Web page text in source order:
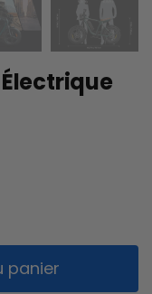
panier